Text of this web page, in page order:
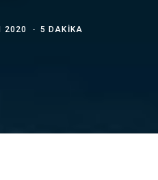
2020 5 DAKIKA